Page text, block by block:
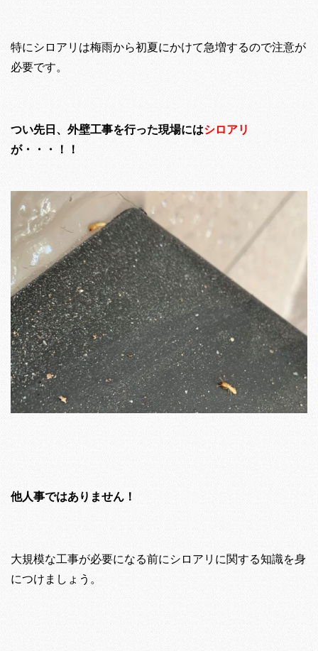
特にシロアリは梅雨から初夏にかけて急増するので注意が
必要です。
つい先日、外壁工事を行った現場にはシロアリ
が・・・！！
他人事ではありません！
大規模な工事が必要になる前にシロアリに関する知識を身
につけましょう。